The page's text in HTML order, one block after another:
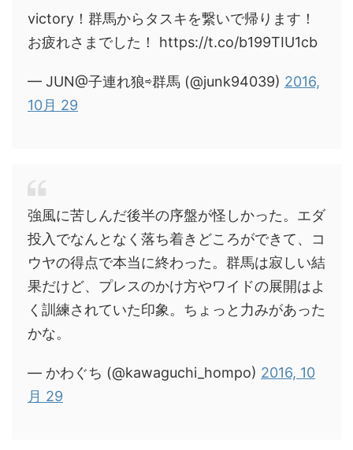
victory！群馬からタスキを繋いで帰ります！
お疲れさまでした！ https://t.co/b199TIU1cb
— JUN@子連れ狼⇨群馬 (@junk94039) 2016,
10月 29
強風に苦しんだ後半の序盤が怪しかった。エダ
投入でなんとなく落ち着きどころができて、コ
ウヤの得点で本当に終わった。群馬は寂しい結
果だけど、プレスのかけ方やワイドの展開はよ
く訓練されていた印象。ちょっと力みがあった
かな。
— かわぐち (@kawaguchi_hompo) 2016, 10
月 29